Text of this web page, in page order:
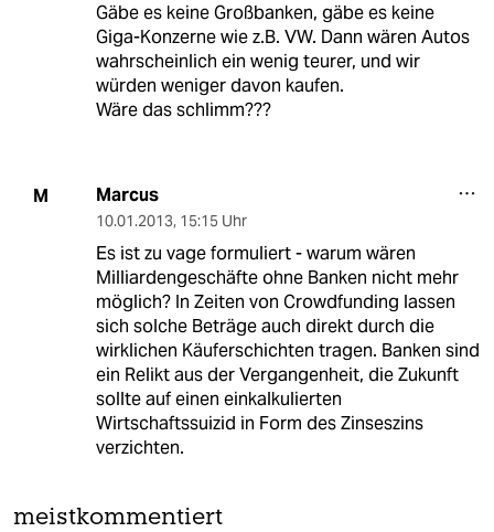
Gäbe es keine Großbanken, gäbe es keine
Giga-Konzerne wie z.B. VW. Dann wären Autos
wahrscheinlich ein wenig teurer, und wir
würden weniger davon kaufen.
Wäre das schlimm???
M Marcus
10.01.2013, 15:15 Uhr
Es ist zu vage formuliert - warum wären
Milliardengeschäfte ohne Banken nicht mehr
möglich? In Zeiten von Crowdfunding lassen
sich solche Beträge auch direkt durch die
wirklichen Käuferschichten tragen. Banken sind
ein Relikt aus der Vergangenheit, die Zukunft
sollte auf einen einkalkulierten
Wirtschaftssuizid in Form des Zinseszins
verzichten.
meistkommentiert